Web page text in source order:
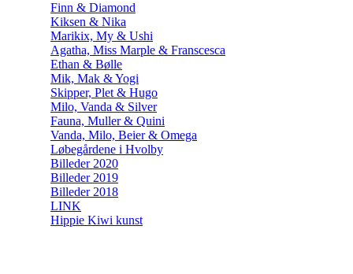
Finn & Diamond
Kiksen & Nika
Marikix, My & Ushi
Agatha, Miss Marple & Franscesca
Ethan & Bølle
Mik, Mak & Yogi
Skipper, Plet & Hugo
Milo, Vanda & Silver
Fauna, Muller & Quini
Vanda, Milo, Beier & Omega
Løbegårdene i Hvolby
Billeder 2020
Billeder 2019
Billeder 2018
LINK
Hippie Kiwi kunst